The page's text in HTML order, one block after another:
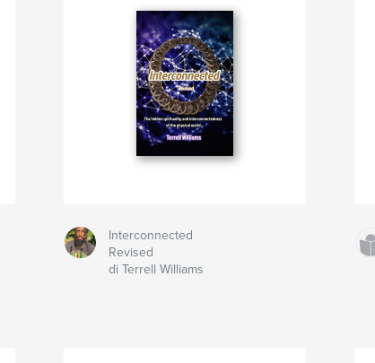
Interconnected
Revised
di Terrell Williams